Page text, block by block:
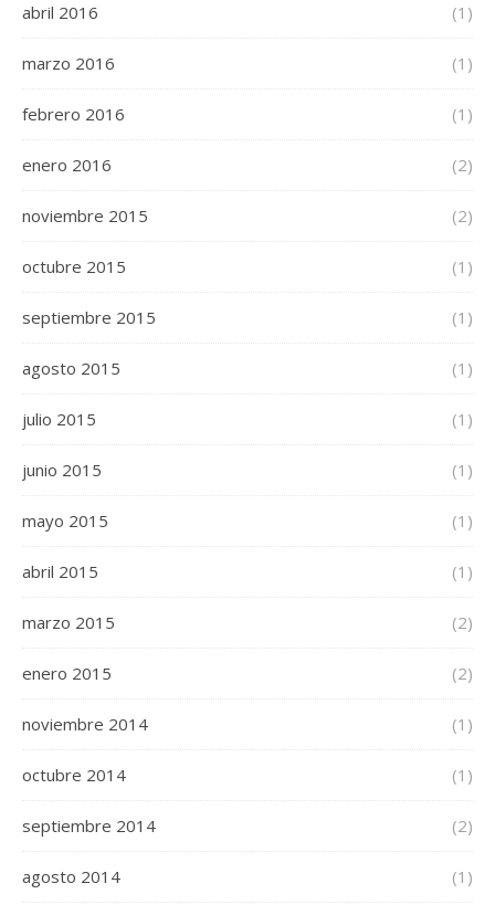
abril 2016 (1)
marzo 2016 (1)
febrero 2016 (1)
enero 2016 (2)
noviembre 2015 (2)
octubre 2015 (1)
septiembre 2015 (1)
agosto 2015 (1)
julio 2015 (1)
junio 2015 (1)
mayo 2015 (1)
abril 2015 (1)
marzo 2015 (2)
enero 2015 (2)
noviembre 2014 (1)
octubre 2014 (1)
septiembre 2014 (2)
agosto 2014 (1)